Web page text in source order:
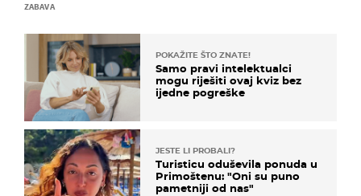
ZABAVA
POKAŽITE ŠTO ZNATE!
Samo pravi intelektualci
mogu riješiti ovaj kviz bez
ijedne pogreške
JESTE LI PROBALI?
Turisticu oduševila ponuda u
Primoštenu: "Oni su puno
pametniji od nas"